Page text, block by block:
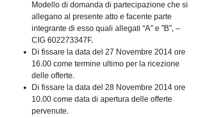
Modello di domanda di partecipazione che si
allegano al presente atto e facente parte
integrante di esso quali allegati “A” e ”B”, –
CIG 602273347F.
Di fissare la data del 27 Novembre 2014 ore
16.00 come termine ultimo per la ricezione
delle offerte.
Di fissare la data del 28 Novembre 2014 ore
10.00 come data di apertura delle offerte
pervenute.